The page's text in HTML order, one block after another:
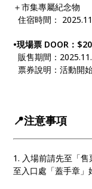
＋市集專屬紀念物
住宿時間：
•現場票 DOOR：
販售期間：
票券說明：活動開
📍注意事項
1. 入場前請先至「
至入口處「蓋手章」